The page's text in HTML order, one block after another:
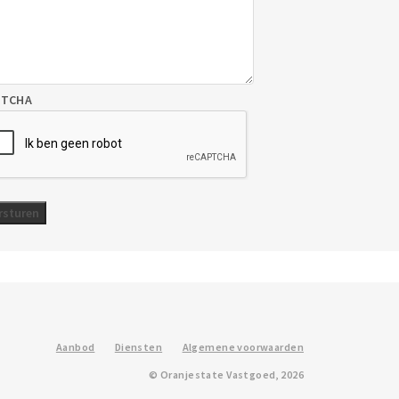
Aanbod Diensten Algemene voorwaarden
© Oranjestate Vastgoed, 2026